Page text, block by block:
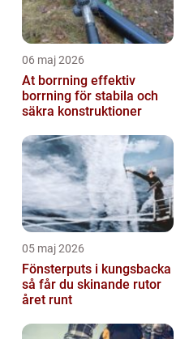
06 maj 2026
At borrning effektiv
borrning för stabila och
säkra konstruktioner
05 maj 2026
Fönsterputs i kungsbacka
så får du skinande rutor
året runt